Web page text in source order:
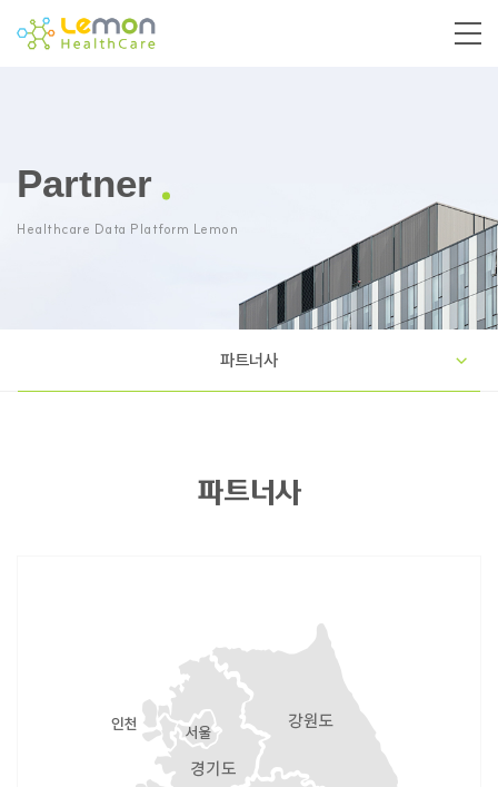
Partner
Healthcare Data Platform Lemon
파트너사
파트너사